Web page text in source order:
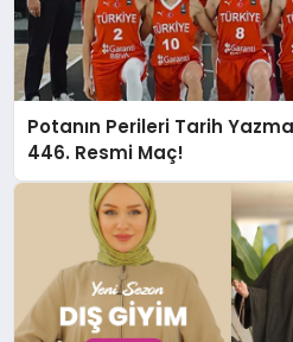
Potanın Perileri Tarih
446. Resmi Maç!